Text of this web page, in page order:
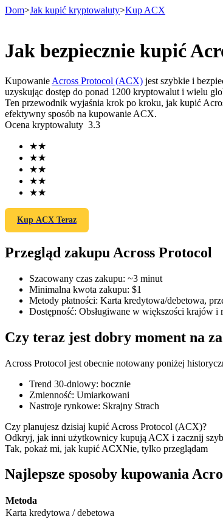
Kontrakty terminowe
Kontrakty terminowe na USDT
TradFi
Instrumenty pochodne na akcje, forex, metale
Dom>Jak kupić kryptowaluty>Kup ACX
Jak bezpiecznie kupić
Kupowanie Across Protocol (ACX) jest szybkie i
uzyskując dostęp do ponad 1200 kryptowalut i wielu
Ten przewodnik wyjaśnia krok po kroku, jak kupić
efektywny sposób na kupowanie ACX.
Ocena kryptowaluty 3.3
★★
★★
★★
★★
★★
Kup ACX Teraz
Przegląd zakupu Across Protocol
Szacowany czas zakupu: ~3 minut
Minimalna kwota zakupu: $1
Metody płatności: Karta kredytowa/debetowa,
Dostępność: Obsługiwane w większości krajów i
Czy teraz jest dobry moment na
Across Protocol jest obecnie notowany poniżej
Trend 30-dniowy: bocznie
Zmienność: Umiarkowani
Nastroje rynkowe: Skrajny Strach
Czy planujesz dzisiaj kupić Across Protocol (ACX)?
Odkryj, jak inni użytkownicy kupują ACX i zacznij
Tak, pokaż mi, jak kupić ACXNie, tylko przeglądam
Najlepsze sposoby kupowania
Metoda
Karta kredytowa / debetowa